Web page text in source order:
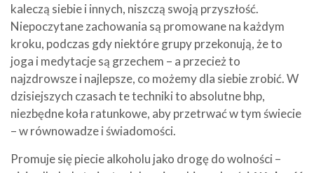
kaleczą siebie i innych, niszczą swoją przyszłość.
Niepoczytane zachowania są promowane na każdym
kroku, podczas gdy niektóre grupy przekonują, że to
joga i medytacje są grzechem – a przecież to
najzdrowsze i najlepsze, co możemy dla siebie zrobić. W
dzisiejszych czasach te techniki to absolutne bhp,
niezbędne koła ratunkowe, aby przetrwać w tym świecie
– w równowadze i świadomości.
Promuje się piecie alkoholu jako drogę do wolności –